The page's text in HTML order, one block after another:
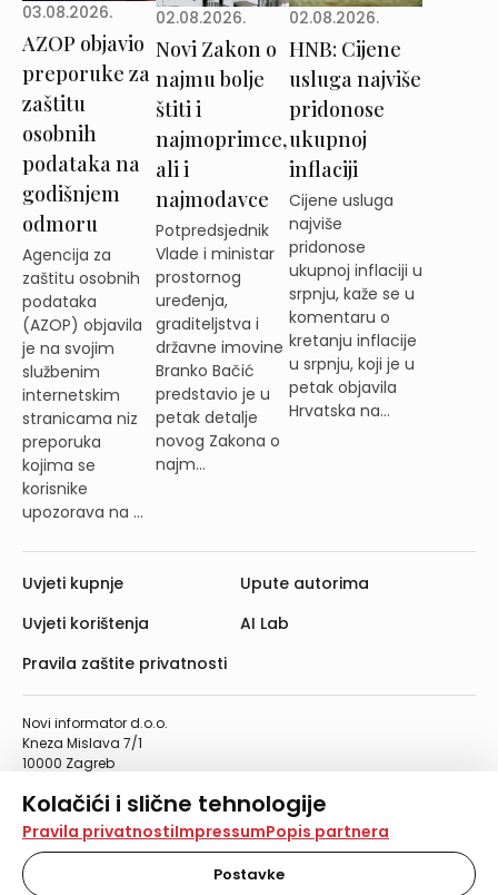
Kolačići i slične tehnologije
Na našoj web stranici koristimo kolačiće i slične
tehnologije za pohranu, čitanje i obradu informacija na
vašem uređaju. Time poboljšavamo korisničko iskustvo,
analiziramo promet na stranici te prikazujemo sadržaje i
Pravila privatnostiImpressumPopis partnera
Postavke
03.08.2026.
AZOP objavio
preporuke za
zaštitu
osobnih
podataka na
godišnjem
odmoru
Agencija za
zaštitu osobnih
podataka
(AZOP) objavila
je na svojim
službenim
internetskim
stranicama niz
preporuka
kojima se
korisnike
upozorava na ...
02.08.2026.
Novi Zakon o
najmu bolje
štiti i
najmoprimce,
ali i
najmodavce
Potpredsjednik
Vlade i ministar
prostornog
uređenja,
graditeljstva i
državne imovine
Branko Bačić
predstavio je u
petak detalje
novog Zakona o
najm...
02.08.2026.
HNB: Cijene
usluga najviše
pridonose
ukupnoj
inflaciji
Cijene usluga
najviše
pridonose
ukupnoj inflaciji u
srpnju, kaže se u
komentaru o
kretanju inflacije
u srpnju, koji je u
petak objavila
Hrvatska na...
Novi informator d.o.o.
Kneza Mislava 7/1
10000 Zagreb
Telefaks: 01/4612-553
info@informator.hr
PRATITE NAS:
Uvjeti kupnje
Uvjeti korištenja
Pravila zaštite privatnosti
Upute autorima
AI Lab